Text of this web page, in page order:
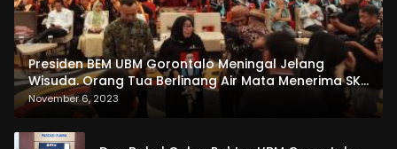
Presiden BEM UBM Gorontalo Meningal Jelang
Wisuda. Orang Tua Berlinang Air Mata Menerima SKL
dan Pemasangan Salempang
November 6, 2023